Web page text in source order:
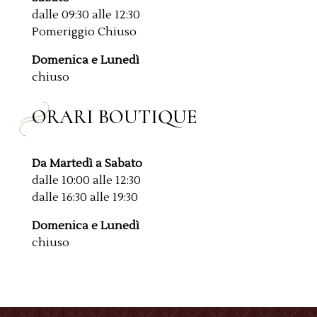
dalle 09:30 alle 12:30
Pomeriggio Chiuso
Domenica e Lunedì
chiuso
ORARI BOUTIQUE
Da Martedì a Sabato
dalle 10:00 alle 12:30
dalle 16:30 alle 19:30
Domenica e Lunedì
chiuso